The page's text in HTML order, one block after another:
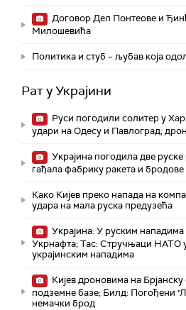
Договор Дел Понтеове и
Милошевића
Политика и стуб – љубав која
Рат у Украјини
Руси погодили солитер у
удари на Одесу и Павлоград;
Украјина погодила две руске
гађала фабрику ракета и
Како Кијев преко напада на
удара на мала руска предузећа
Украјина: У руским нападима
Укрнафта; Тас: Стручњаци НАТО
украјинским нападима
Кијев дроновима на
подземне базе; Билд: Погођени
немачки брод